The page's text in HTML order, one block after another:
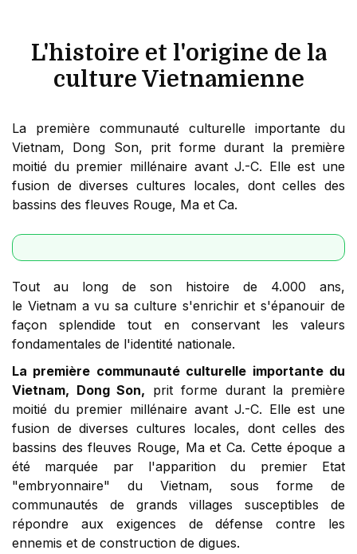
L'histoire et l'origine de la
culture Vietnamienne
La première communauté culturelle importante du
Vietnam, Dong Son, prit forme durant la première
moitié du premier millénaire avant J.-C. Elle est une
fusion de diverses cultures locales, dont celles des
bassins des fleuves Rouge, Ma et Ca.
Tout au long de son histoire de 4.000 ans,
le Vietnam a vu sa culture s'enrichir et s'épanouir de
façon splendide tout en conservant les valeurs
fondamentales de l'identité nationale.
La première communauté culturelle importante du
Vietnam, Dong Son, prit forme durant la première
moitié du premier millénaire avant J.-C. Elle est une
fusion de diverses cultures locales, dont celles des
bassins des fleuves Rouge, Ma et Ca. Cette époque a
été marquée par l'apparition du premier Etat
"embryonnaire" du Vietnam, sous forme de
communautés de grands villages susceptibles de
répondre aux exigences de défense contre les
ennemis et de construction de digues.